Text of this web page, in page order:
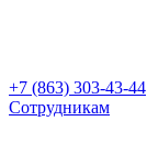
+7 (863) 303-43-44
Сотрудникам